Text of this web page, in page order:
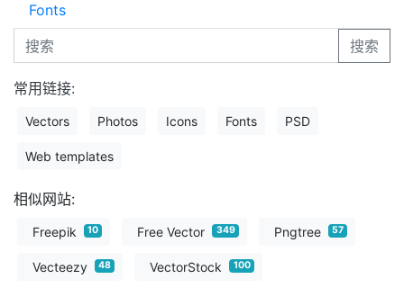
Fonts
搜索
常用链接:
Vectors Photos Icons Fonts PSD
Web templates
相似网站:
Freepik 10 Free Vector 349 Pngtree 57
Vecteezy 48 VectorStock 100